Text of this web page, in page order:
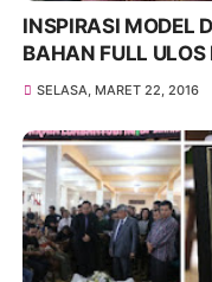
INSPIRASI MODEL
BAHAN FULL ULOS
SELASA, MARET 22, 2016